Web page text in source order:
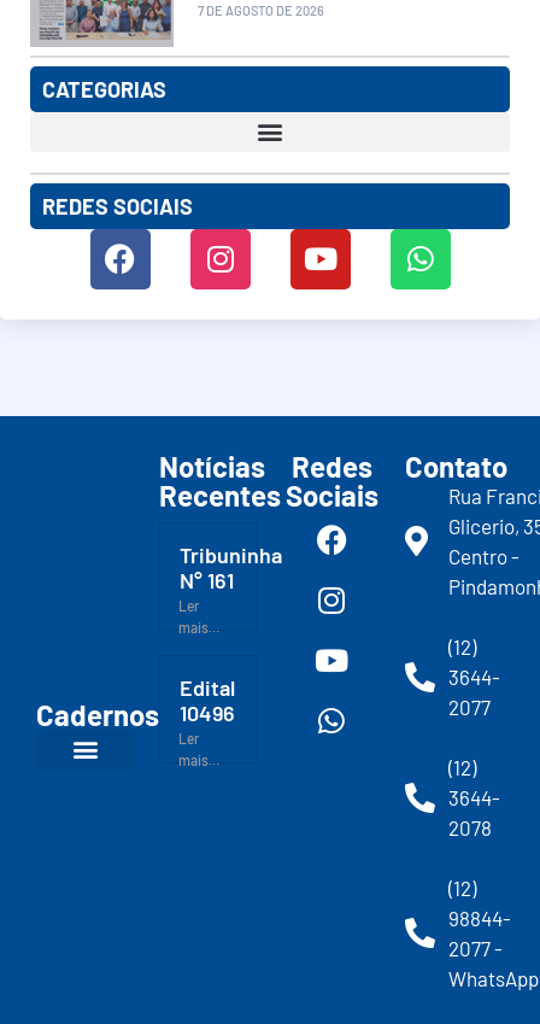
7 DE AGOSTO DE 2026
CATEGORIAS
REDES SOCIAIS
Cadernos
Notícias
Recentes
Tribuninha
N° 161
Ler
mais...
Edital
10496
Ler
mais...
Redes
Sociais
Contato
Rua
Glicerio,
Centro -
(12)
3644-
2077
(12)
3644-
2078
(12)
98844-
2077 -
WhatsApp